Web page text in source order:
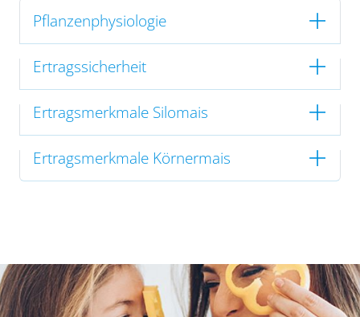
Pflanzenphysiologie
Ertragssicherheit
Ertragsmerkmale Silomais
Ertragsmerkmale Körnermais